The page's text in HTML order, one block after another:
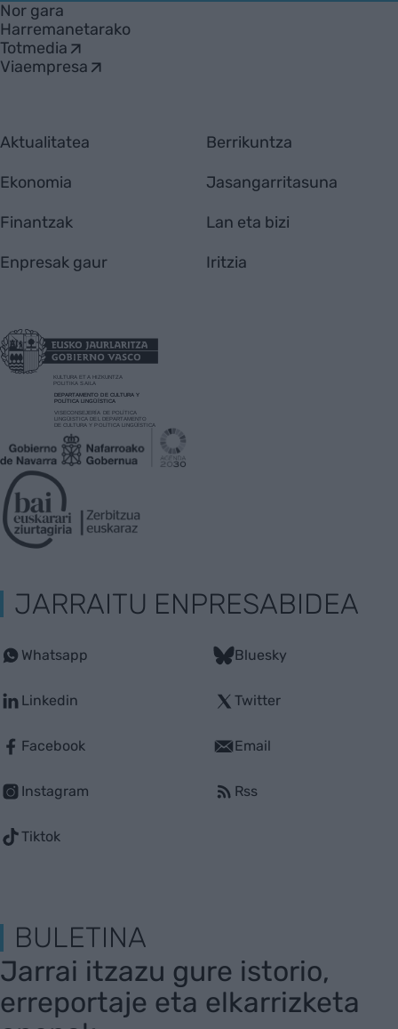
Nor gara
Harremanetarako
Totmedia
Viaempresa
Aktualitatea
Ekonomia
Finantzak
Enpresak gaur
Berrikuntza
Jasangarritasuna
Lan eta bizi
Iritzia
JARRAITU ENPRESABIDEA
Whatsapp
Linkedin
Facebook
Instagram
Tiktok
Bluesky
Twitter
Email
Rss
BULETINA
Jarrai itzazu gure istorio,
erreportaje eta elkarrizketa